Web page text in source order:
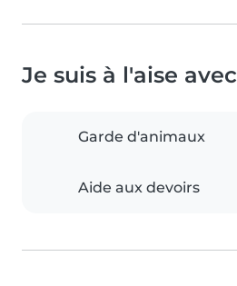
Je suis à l'aise avec
Garde d'animaux
Aide aux devoirs